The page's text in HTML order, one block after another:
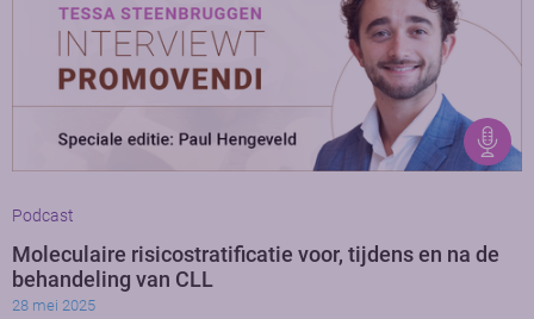
Podcast
Moleculaire risicostratificatie voor, tijdens en na de
behandeling van CLL
28 mei 2025